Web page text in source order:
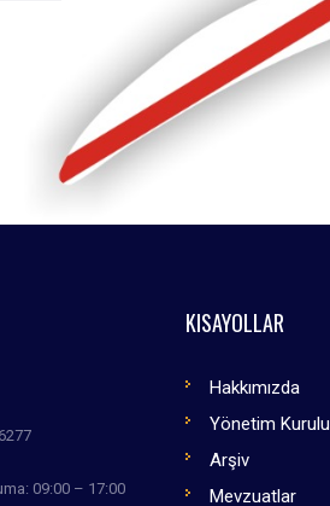
09:00 – 17:00
KISAYOLLAR
Hakkımızda
Yönetim Kurulu
Arşiv
Mevzuatlar